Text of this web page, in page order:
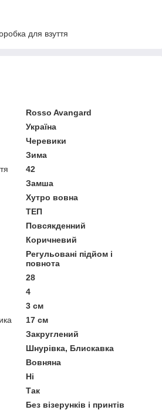
для взуття
Rosso Avangard
Україна
Черевики
Зима
42
Замша
Хутро вовна
ТЕП
Повсякденний
Коричневий
Регульовані підйом і
повнота
28
4
3 см
17 см
Закруглений
Шнурівка, Блискавка
Вовняна
Ні
Так
Без візерунків і принтів